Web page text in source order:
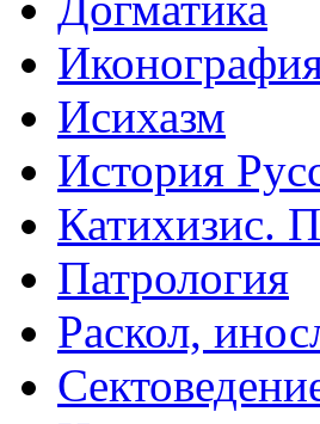
Исихазм
История
Катихизис.
Патрология
Раскол,